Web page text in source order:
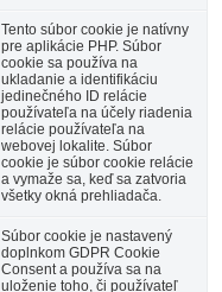
Tento súbor cookie je natívny
pre aplikácie PHP. Súbor
cookie sa používa na
ukladanie a identifikáciu
jedinečného ID relácie
používateľa na účely riadenia
relácie používateľa na
webovej lokalite. Súbor
cookie je súbor cookie relácie
a vymaže sa, keď sa zatvoria
všetky okná prehliadača.
Súbor cookie je nastavený
doplnkom GDPR Cookie
Consent a používa sa na
uloženie toho, či používateľ